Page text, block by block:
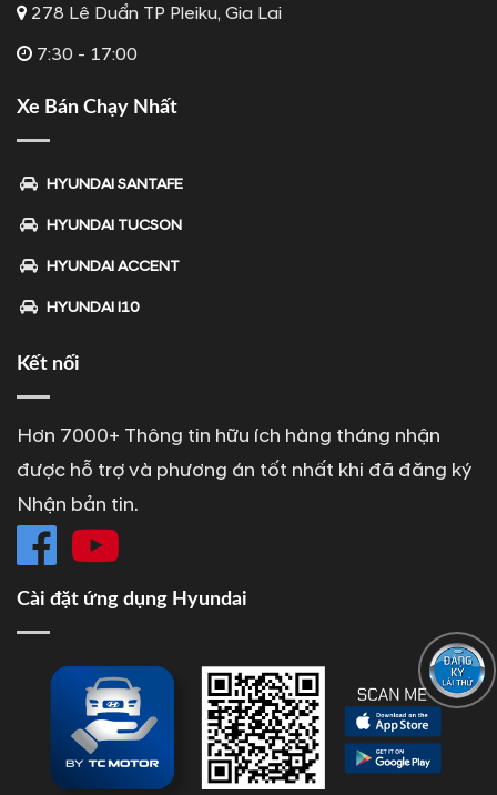
278 Lê Duẩn TP Pleiku, Gia Lai
7:30 - 17:00
Xe Bán Chạy Nhất
HYUNDAI SANTAFE
HYUNDAI TUCSON
HYUNDAI ACCENT
HYUNDAI I10
Kết nối
Hơn 7000+ Thông tin hữu ích hàng tháng nhận
được hỗ trợ và phương án tốt nhất khi đã đăng ký
Nhận bản tin.
Cài đặt ứng dụng Hyundai